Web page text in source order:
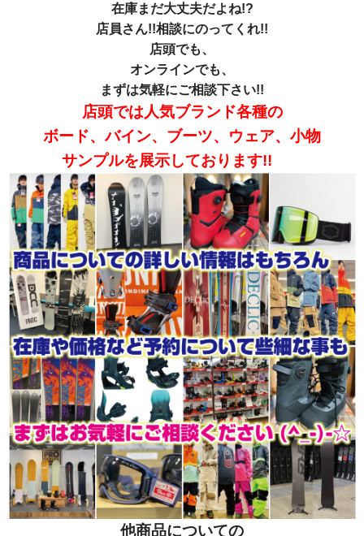
在庫まだ大丈夫だよね!?
店員さん!!相談にのってくれ!!
店頭でも、
オンラインでも、
まずは気軽にご相談下さい!!
店頭では人気ブランド各種の
ボード、バイン、ブーツ、ウェア、小物
サンプルを展示しております!!
他商品についての